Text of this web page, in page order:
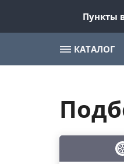
Пункты
КАТАЛОГ